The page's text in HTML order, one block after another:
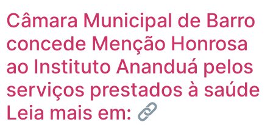
Câmara Municipal de Barro
concede Menção Honrosa
ao Instituto Ananduá pelos
serviços prestados à saúde
Leia mais em: